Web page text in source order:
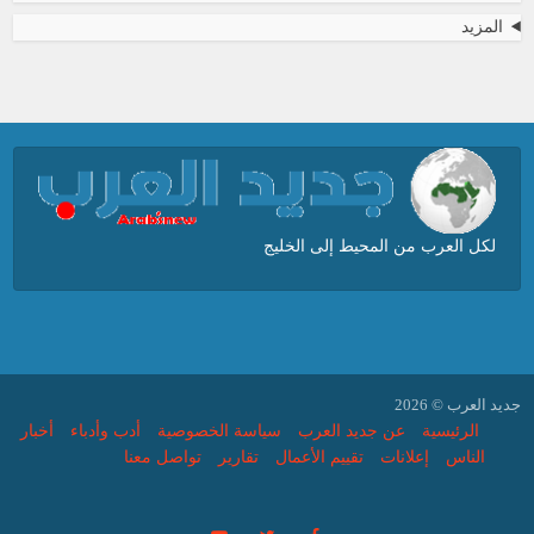
المزيد
لكل العرب من المحيط إلى الخليج
جديد العرب © 2026
الرئيسية
عن جديد العرب سياسة الخصوصية أدب وأدباء
أخبار
الناس
إعلانات تقييم الأعمال تقارير تواصل معنا